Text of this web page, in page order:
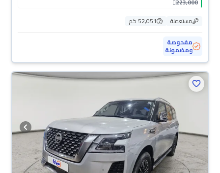
مستعملة
52,051 كم
مفحوصة
ومضمونة